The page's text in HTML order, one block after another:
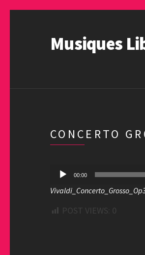
Musiques
CONCERTO
Lecteur 00:00
POST VIEWS: 0